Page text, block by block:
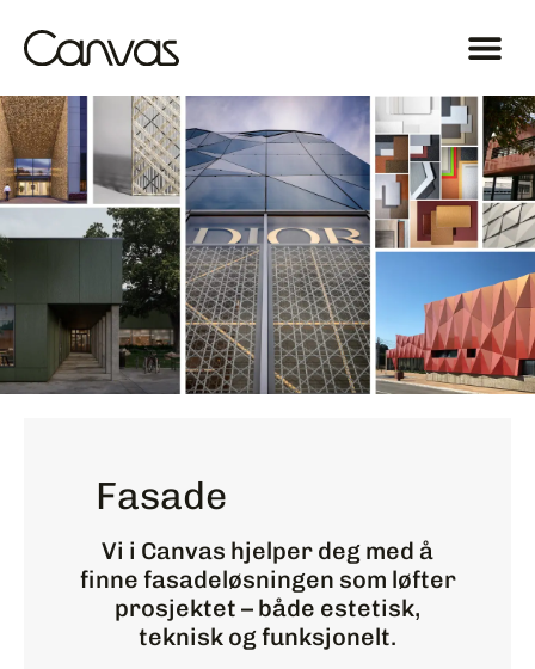
Fasade
Vi i Canvas hjelper deg med å
finne fasadeløsningen som løfter
prosjektet – både estetisk,
teknisk og funksjonelt.